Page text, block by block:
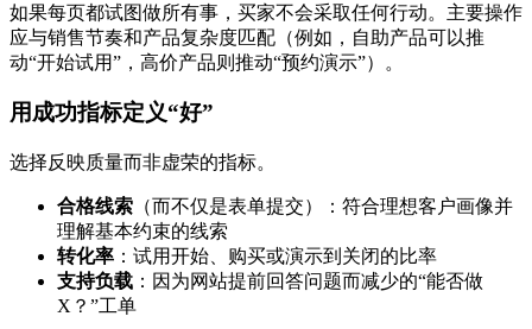
如果每页都试图做所有事，买家不会采取任何行动。主要操作
应与销售节奏和产品复杂度匹配（例如，自助产品可以推
动“开始试用”，高价产品则推动“预约演示”）。
用成功指标定义“好”
选择反映质量而非虚荣的指标。
合格线索 （而不仅是表单提交）：符合理想客户画像并
理解基本约束的线索
转化率 ：试用开始、购买或演示到关闭的比率
支持负载 ：因为网站提前回答问题而减少的“能否做
X？”工单